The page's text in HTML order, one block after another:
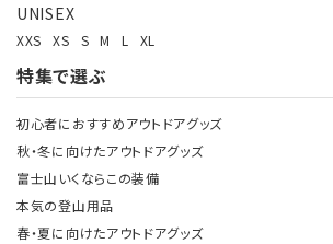
UNISEX
XXS XS S M L XL
特集で選ぶ
初心者におすすめアウトドアグッズ
秋・冬に向けたアウトドアグッズ
富士山いくならこの装備
本気の登山用品
春・夏に向けたアウトドアグッズ